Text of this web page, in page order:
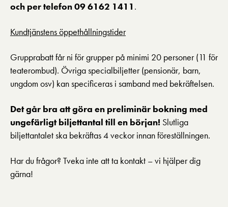
och per telefon 09 6162 1411 .
Kundtjänstens öppethållningstider
Grupprabatt får ni för grupper på minimi 20 personer (11 för
teaterombud). Övriga specialbiljetter (pensionär, barn,
ungdom osv) kan specificeras i samband med bekräftelsen.
Det går bra att göra en preliminär bokning med
ungefärligt biljettantal till en början! Slutliga
biljettantalet ska bekräftas 4 veckor innan föreställningen.
Har du frågor? Tveka inte att ta kontakt – vi hjälper dig
gärna!